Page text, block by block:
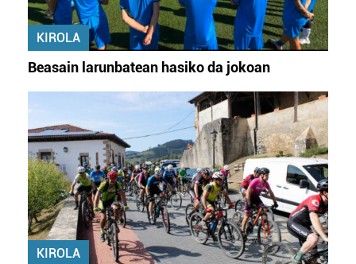
KIROLA
Beasain larunbatean hasiko da jokoan
KIROLA